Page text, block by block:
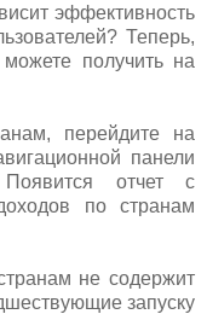
эффективность
Теперь,
получить на
перейдите на
панели
отчет с
по странам
не содержит
запуску